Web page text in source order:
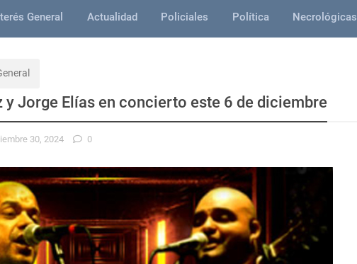
General Actualidad Policiales Política Necrológicas
y Jorge Elías en concierto este 6 de diciembre
30, 2024 0